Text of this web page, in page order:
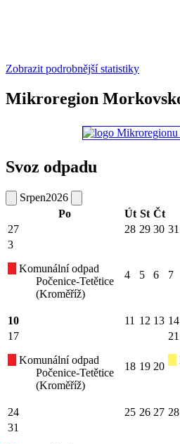
Zobrazit podrobnější statistiky
Mikroregion
Svoz odpadu
Srpen2026
Po
Út St Čt
27
28 29 30 31
3
Komunální odpad
Počenice-Tetětice
(Kroměříž)
4 5 6 7
10 11 12 13 14
17
Komunální odpad
Počenice-Tetětice
(Kroměříž)
18 19 20
21
24 25 26 27 28
31